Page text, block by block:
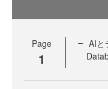
Page
1
AIと